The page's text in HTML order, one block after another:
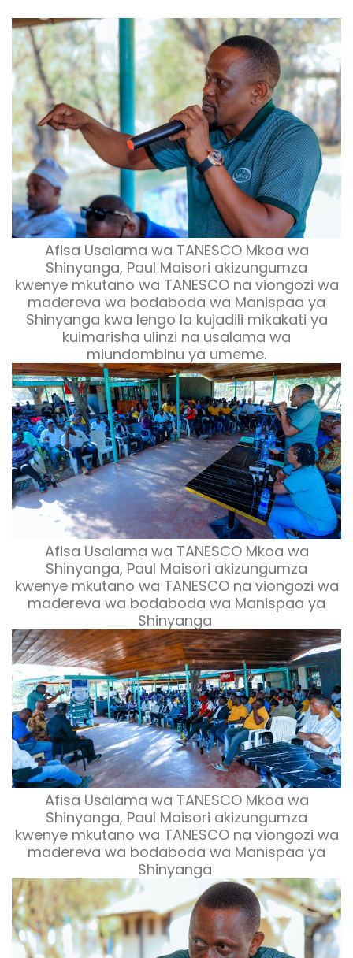
Afisa Usalama wa TANESCO Mkoa wa
Shinyanga, Paul Maisori akizungumza
kwenye mkutano wa TANESCO na viongozi wa
madereva wa bodaboda wa Manispaa ya
Shinyanga kwa lengo la kujadili mikakati ya
kuimarisha ulinzi na usalama wa
miundombinu ya umeme.
Afisa Usalama wa TANESCO Mkoa wa
Shinyanga, Paul Maisori akizungumza
kwenye mkutano wa TANESCO na viongozi wa
madereva wa bodaboda wa Manispaa ya
Shinyanga
Afisa Usalama wa TANESCO Mkoa wa
Shinyanga, Paul Maisori akizungumza
kwenye mkutano wa TANESCO na viongozi wa
madereva wa bodaboda wa Manispaa ya
Shinyanga